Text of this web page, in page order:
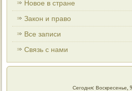
Новое в стране
Закон и право
Все записи
Связь с нами
Сегодня: Воскресенье,